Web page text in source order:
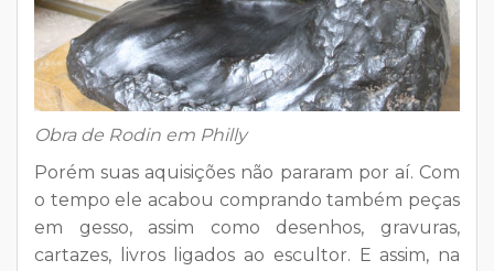
Obra de Rodin em Philly
Porém suas aquisições não pararam por aí. Com
o tempo ele acabou comprando também peças
em gesso, assim como desenhos, gravuras,
cartazes, livros ligados ao escultor. E assim, na